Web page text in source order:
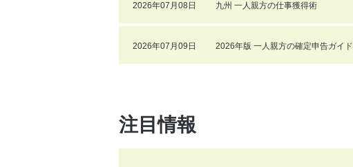
2026年07月08日 九州 一人親方の仕事獲得術
2026年07月09日 2026年版 一人親方の確定申告ガイド
注目情報